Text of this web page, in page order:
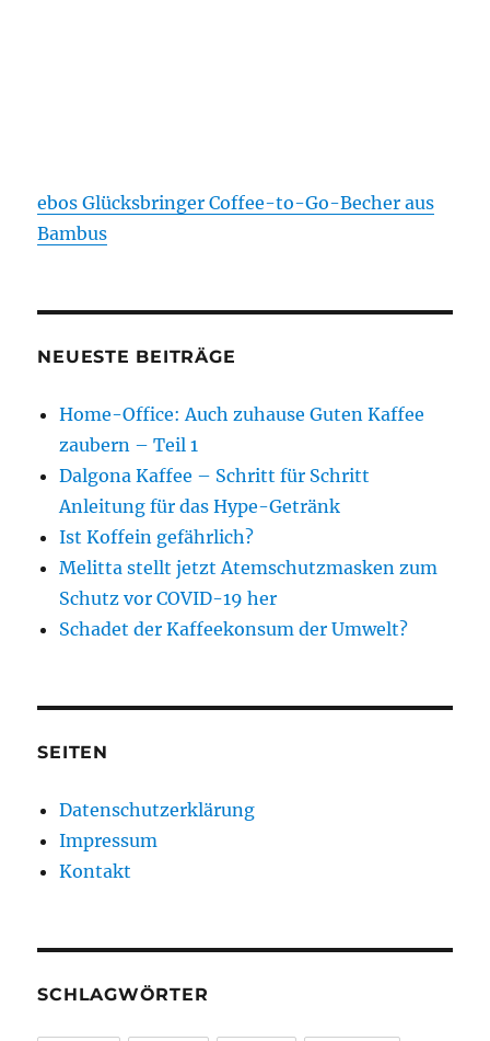
ebos Glücksbringer Coffee-to-Go-Becher aus
Bambus
NEUESTE BEITRÄGE
Home-Office: Auch zuhause Guten Kaffee
zaubern – Teil 1
Dalgona Kaffee – Schritt für Schritt
Anleitung für das Hype-Getränk
Ist Koffein gefährlich?
Melitta stellt jetzt Atemschutzmasken zum
Schutz vor COVID-19 her
Schadet der Kaffeekonsum der Umwelt?
SEITEN
Datenschutzerklärung
Impressum
Kontakt
SCHLAGWÖRTER